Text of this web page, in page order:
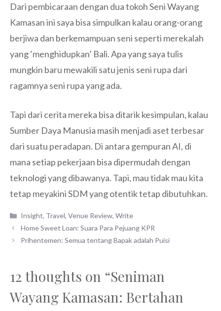
Dari pembicaraan dengan dua tokoh Seni Wayang
Kamasan ini saya bisa simpulkan kalau orang-orang
berjiwa dan berkemampuan seni seperti merekalah
yang ‘menghidupkan’ Bali. Apa yang saya tulis
mungkin baru mewakili satu jenis seni rupa dari
ragamnya seni rupa yang ada.
Tapi dari cerita mereka bisa ditarik kesimpulan, kalau
Sumber Daya Manusia masih menjadi aset terbesar
dari suatu peradapan. Di antara gempuran AI, di
mana setiap pekerjaan bisa dipermudah dengan
teknologi yang dibawanya. Tapi, mau tidak mau kita
tetap meyakini SDM yang otentik tetap dibutuhkan.
Categories
Insight, Travel,Venue Review,Write
Home Sweet Loan: Suara Para Pejuang KPR
Prihentemen: Semua tentang Bapak adalah Puisi
12 thoughts on “Seniman
Wayang Kamasan: Bertahan